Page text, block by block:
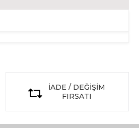
İADE / DEĞİŞİM
FIRSATI